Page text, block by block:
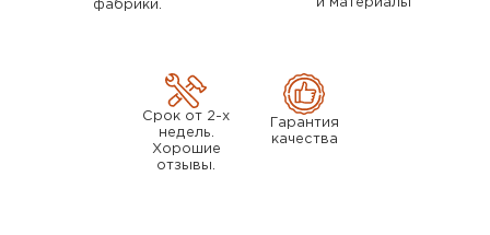
фабрики.
и материалы
Срок от 2-х
недель.
Хорошие
отзывы.
Гарантия
качества